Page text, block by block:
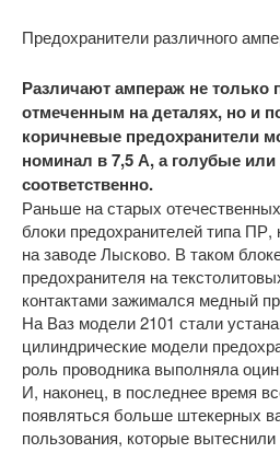
Предохранители различного
Различают ампераж не только
отмеченным на деталях, но и
коричневые предохранители
номинал в 7,5 А, а голубые
соответственно.
Раньше на старых
блоки предохранителей типа ПР,
на заводе Лысково. В таком
предохранителя на
контактами зажимался медный
На Ваз модели 2101 стали
цилиндрические модели
роль проводника выполняла
И, наконец, в последнее время
появляться больше штекерных
пользования, которые